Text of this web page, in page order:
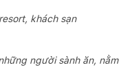
khách sạn
người sành ăn, nằm